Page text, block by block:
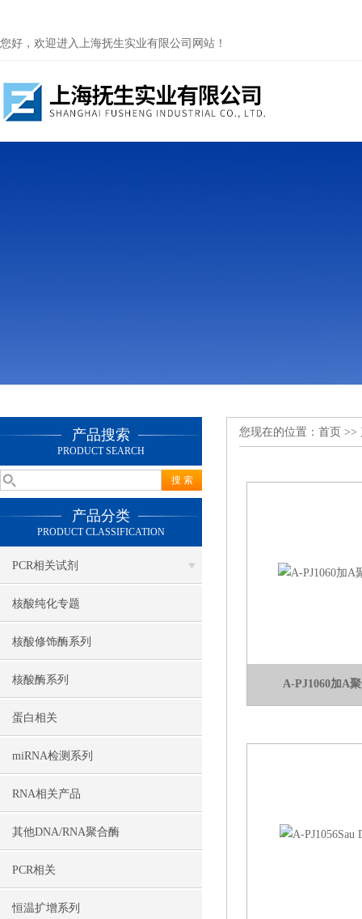
您好，欢迎进入上海抚生实业有限公司网站！
产品搜索
PRODUCT SEARCH
产品分类
PRODUCT CLASSIFICATION
PCR相关试剂
核酸纯化专题
核酸修饰酶系列
核酸酶系列
蛋白相关
miRNA检测系列
RNA相关产品
其他DNA/RNA聚合酶
PCR相关
恒温扩增系列
您现在的位置： 首页 >>
A-PJ1060加A